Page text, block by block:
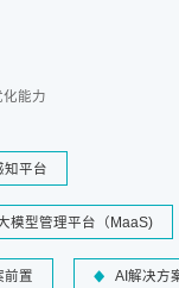
能力
知平台
模型管理平台（MaaS)
前置 AI解决方